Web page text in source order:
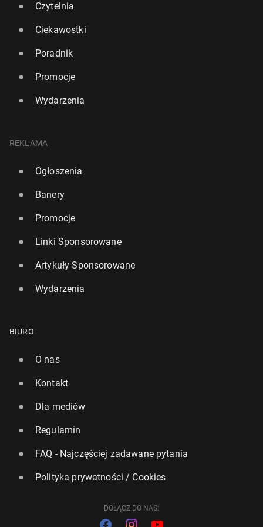
Czytelnia
Ciekawostki
Poradnik
Promocje
Wydarzenia
REKLAMA
Ogłoszenia
Banery
Promocje
Linki Sponsorowane
Artykuły Sponsorowane
Wydarzenia
BIURO
O nas
Kontakt
Dla mediów
Regulamin
FAQ - Najczęściej zadawane pytania
Polityka prywatności / Cookies
DOŁĄCZ DO NAS: